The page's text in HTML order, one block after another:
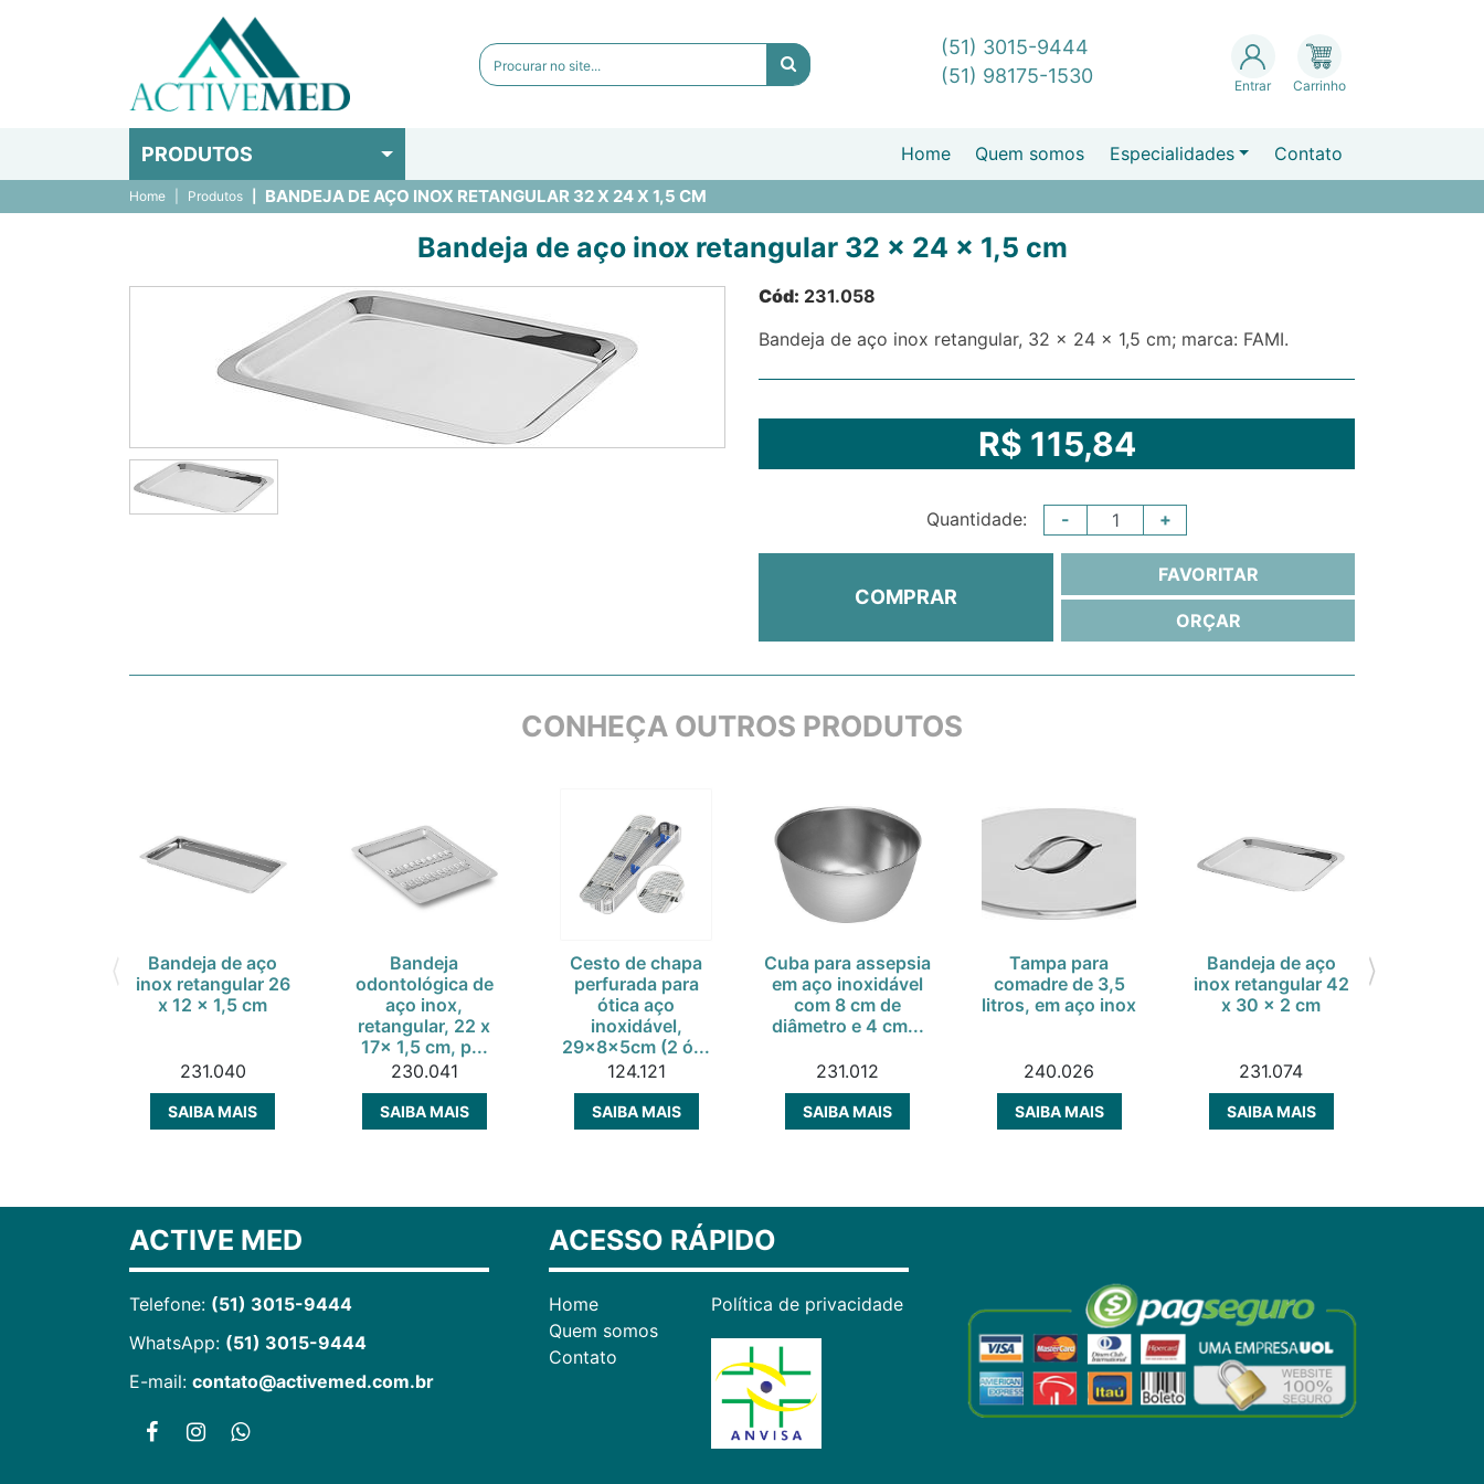
(51) 3015-9444
(51) 98175-1530
Entrar Carrinho
PRODUTOS Home Quem somos Especialidades Contato
Home Produtos BANDEJA DE AÇO INOX RETANGULAR 32 X 24 X 1,5 CM
Bandeja de aço inox retangular 32 x 24 x 1,5 cm
Cód: 231.058
Bandeja de aço inox retangular, 32 x 24 x 1,5 cm; marca: FAMI.
R$ 115,84
Quantidade: - +
COMPRAR
FAVORITAR
ORÇAR
CONHEÇA OUTROS PRODUTOS
Bandeja de aço
inox retangular 26
x 12 x 1,5 cm
231.040
SAIBA MAIS
Bandeja
odontológica de
aço inox,
retangular, 22 x
17x 1,5 cm, p...
230.041
SAIBA MAIS
Cesto de chapa
perfurada para
ótica aço
inoxidável,
29x8x5cm (2 ó...
124.121
SAIBA MAIS
Cuba para assepsia
em aço inoxidável
com 8 cm de
diâmetro e 4 cm...
231.012
SAIBA MAIS
Tampa para
comadre de 3,5
litros, em aço inox
240.026
SAIBA MAIS
Bandeja de aço
inox retangular 42
x 30 x 2 cm
231.074
SAIBA MAIS
ACTIVE MED
Telefone: (51) 3015-9444
WhatsApp: (51) 3015-9444
E-mail: contato@activemed.com.br
ACESSO RÁPIDO
Home
Quem somos
Contato
Política de privacidade